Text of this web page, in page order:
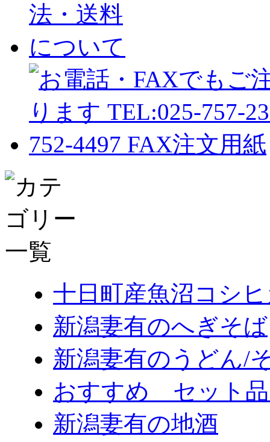
十日町産魚沼コシ
新潟妻有のへぎそば
新潟妻有のうどん/
おすすめ セット
新潟妻有の地酒